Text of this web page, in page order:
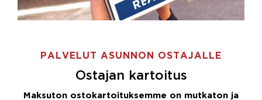
PALVELUT ASUNNON OSTAJALLE
Ostajan kartoitus
Maksuton ostokartoituksemme on mutkaton ja